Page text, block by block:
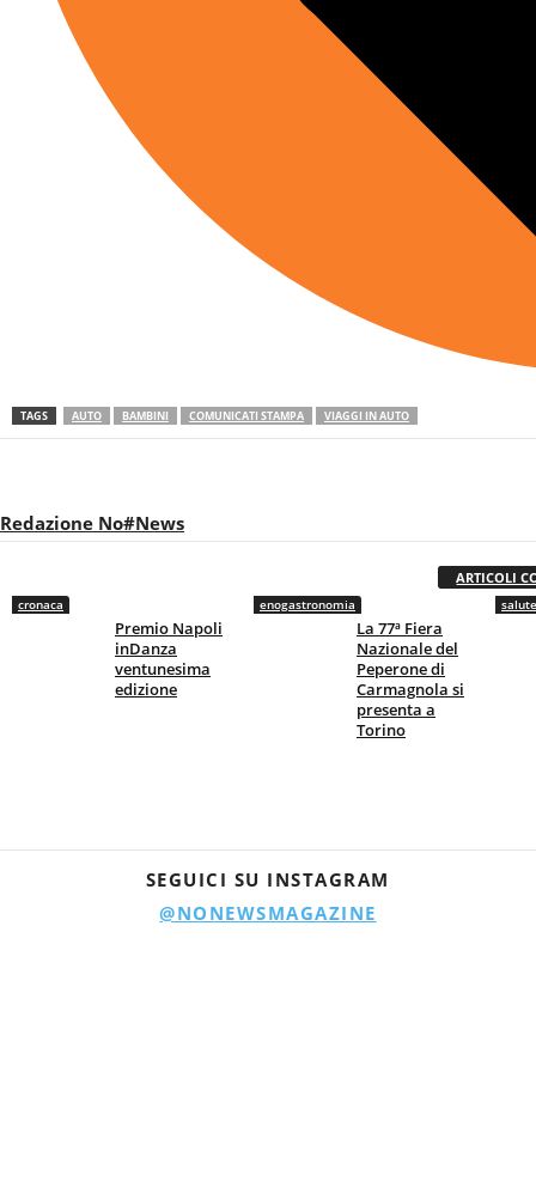
TAGS AUTO BAMBINI COMUNICATI STAMPA VIAGGI IN AUTO
Redazione No#News
ARTICOLI
cronaca
Premio Napoli
inDanza
ventunesima
edizione
enogastronomia
La 77ª Fiera
Nazionale del
Peperone di
Carmagnola si
presenta a
Torino
SEGUICI SU INSTAGRAM
@NONEWSMAGAZINE